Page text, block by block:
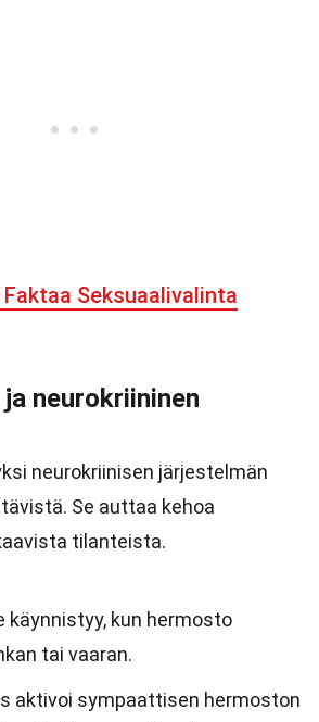
Faktaa Seksuaalivalinta
neurokriininen
neurokriinisen järjestelmän
Se auttaa kehoa
tilanteista.
käynnistyy, kun hermosto
tai vaaran.
aktivoi sympaattisen hermoston